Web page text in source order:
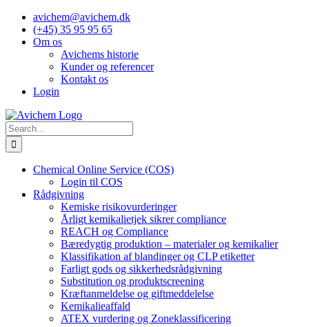
Skip
content
avichem@avichem.dk
(+45) 35 95 95 65
Om os
Avichems historie
Kunder og referencer
Kontakt os
Login
Search
for:
Chemical Online Service (COS)
Login til COS
Rådgivning
Kemiske risikovurderinger
Årligt kemikalietjek sikrer compliance
REACH og Compliance
Bæredygtig produktion – materialer og kemikalier
Klassifikation af blandinger og CLP etiketter
Farligt gods og sikkerhedsrådgivning
Substitution og produktscreening
Kræftanmeldelse og giftmeddelelse
Kemikalieaffald
ATEX vurdering og Zoneklassificering